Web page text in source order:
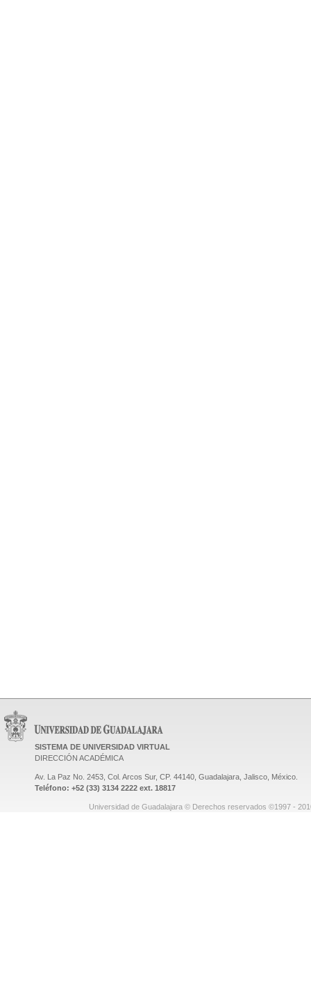
SISTEMA DE UNIVERSIDAD VIRTUAL
DIRECCIÓN ACADÉMICA
Av. La Paz No. 2453, Col. Arcos Sur, CP. 44140, Guadalajara, Jalisco, México.
Teléfono: +52 (33) 3134 2222 ext. 18817
Universidad de Guadalajara © Derechos reservados ©1997 -